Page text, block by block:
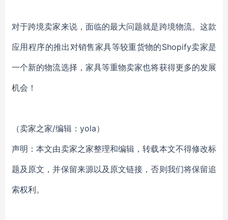
对于跨境卖家来说，面临的最大问题就是跨境物流。 这款
应用程序的推出对销售家具等较重货物的Shopify卖家是
一个新的物流选择，家具等重物卖家也将获得更多的发展
机会！
（卖家之家/编辑：yola）
声明：本文由卖家之家整理和编辑，转载本文不得修改标
题及原文，并保留来源以及原文链接，否则我们将保留追
索权利。